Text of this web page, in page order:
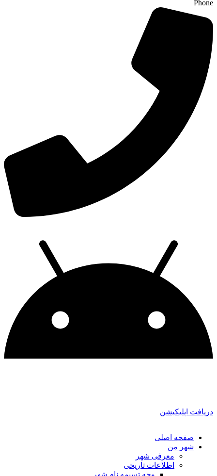
Phone
دریافت اپلیکیشن
صفحه اصلی
شهر من
معرفی شهر
اطلاعات تاریخی